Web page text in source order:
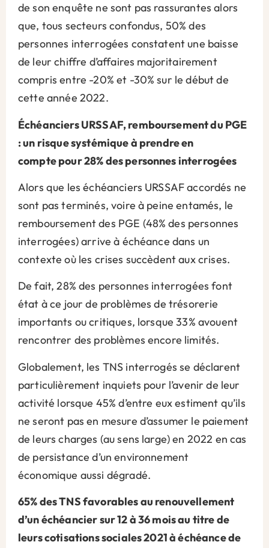
de son enquête ne sont pas rassurantes alors
que, tous secteurs confondus, 50% des
personnes interrogées constatent une baisse
de leur chiffre d’affaires majoritairement
compris entre -20% et -30% sur le début de
cette année 2022.
Échéanciers URSSAF, remboursement du PGE
:un risque systémique à prendre en
comptepour 28% des personnes interrogées
Alors que les échéanciers URSSAF accordés ne
sont pas terminés, voire à peine entamés, le
remboursement des PGE (48% des personnes
interrogées) arrive à échéance dans un
contexte où les crises succèdent aux crises.
De fait, 28% des personnes interrogées font
état à ce jour de problèmes de trésorerie
importants ou critiques, lorsque 33% avouent
rencontrer des problèmes encore limités.
Globalement, les TNS interrogés se déclarent
particulièrement inquiets pour l’avenir de leur
activité lorsque 45% d’entre eux estiment qu’ils
ne seront pas en mesure d’assumer le paiement
de leurs charges (au sens large) en 2022 en cas
de persistance d’un environnement
économique aussi dégradé.
65% des TNS favorables au renouvellement
d’un échéancier sur 12 à 36 mois au titre de
leurs cotisations sociales 2021 à échéance de